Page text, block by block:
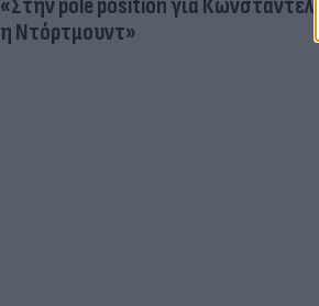
«Στην pole position για Κωνσταντέλια
η Ντόρτμουντ»